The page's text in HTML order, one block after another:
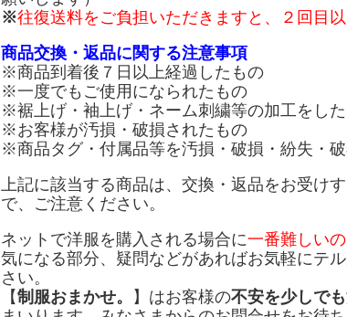
※往復送料をご負担いただきますと、２回目
商品交換・返品に関する注意事項
※商品到着後７日以上経過したもの
※一度でもご使用になられたもの
※裾上げ・袖上げ・ネーム刺繍等の加工をし
※お客様が汚損・破損されたもの
※商品タグ・付属品等を汚損・破損・紛失・
上記に該当する商品は、交換・返品をお受け
で、ご注意ください。
ネットで洋服を購入される場合に一番難しい
気になる部分、疑問などがあればお気軽にテ
さい。
【制服おまかせ。 】はお客様の不安を少しで